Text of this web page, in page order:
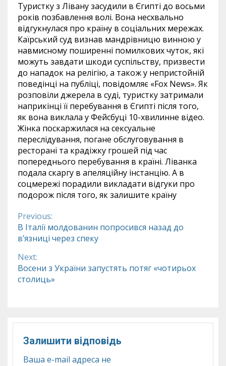
Туристку з Лівану засудили в Єгипті до восьми
років позбавлення волі. Вона несхвально
відгукнулася про країну в соціальних мережах.
Каїрський суд визнав мандрівницю винною у
навмисному поширенні помилкових чуток, які
можуть завдати шкоди суспільству, призвести
до нападок на релігію, а також у непристойній
поведінці на публіці, повідомляє «Fox News». Як
розповіли джерела в суді, туристку затримали
наприкінці її перебування в Єгипті після того,
як вона виклала у Фейсбуці 10-хвилинне відео.
Жінка поскаржилася на сексуальне
переслідування, погане обслуговування в
ресторані та крадіжку грошей під час
попереднього перебування в країні. Ліванка
подала скаргу в апеляційну інстанцію. А в
соцмережі порадили викладати відгуки про
подорож після того, як залишите країну
Continue
Reading
Previous:
В Італії молдованин попросився назад до
в’язниці через спеку
Next:
Восени з України запустять потяг «чотирьох
столиць»
Залишити відповідь
Ваша e-mail адреса не